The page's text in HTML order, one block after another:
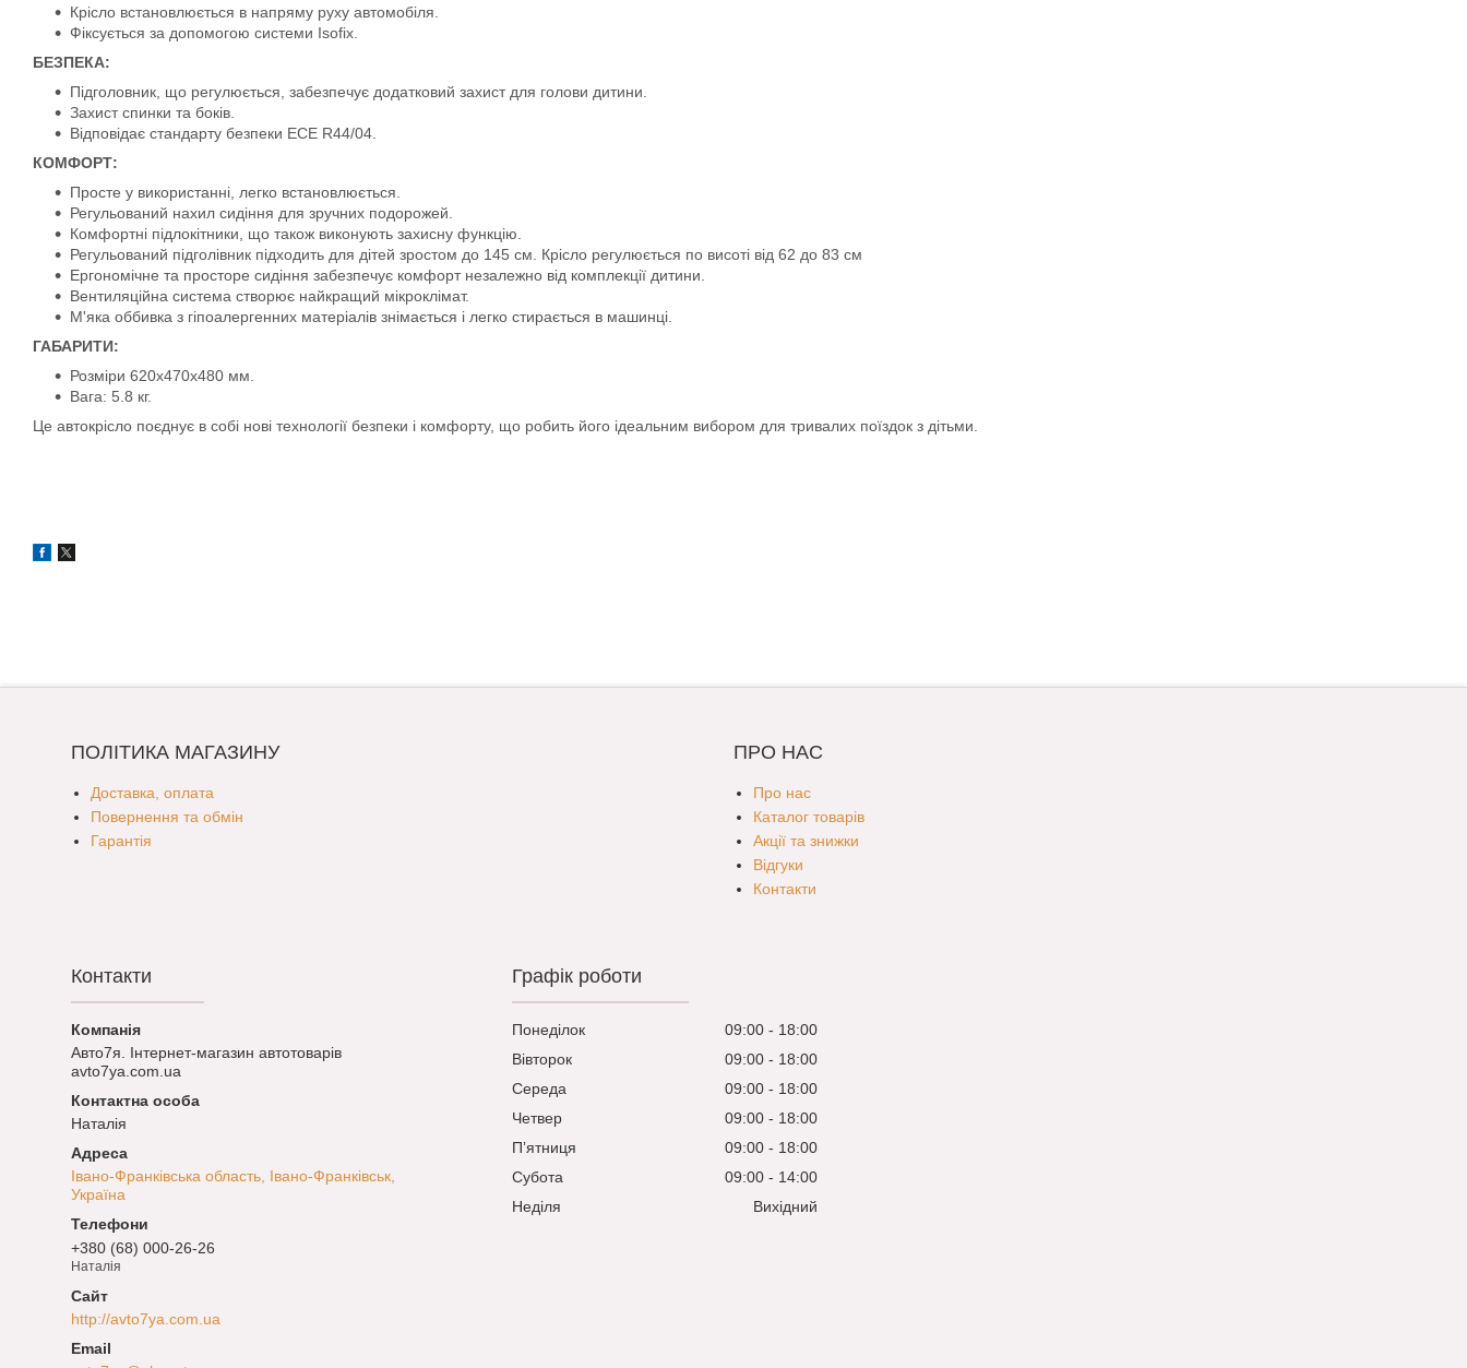
Крісло встановлюється в напряму руху автомобіля.
Фіксується за допомогою системи Isofix.
БЕЗПЕКА:
Підголовник, що регулюється, забезпечує додатковий захист для голови дитини.
Захист спинки та боків.
Відповідає стандарту безпеки ECE R44/04.
КОМФОРТ:
Просте у використанні, легко встановлюється.
Регульований нахил сидіння для зручних подорожей.
Комфортні підлокітники, що також виконують захисну функцію.
Регульований підголівник підходить для дітей зростом до 145 см. Крісло регулюється по висоті від 62 до 83 см
Ергономічне та просторе сидіння забезпечує комфорт незалежно від комплекції дитини.
Вентиляційна система створює найкращий мікроклімат.
М'яка оббивка з гіпоалергенних матеріалів знімається і легко стирається в машинці.
ГАБАРИТИ:
Розміри 620x470x480 мм.
Вага: 5.8 кг.
Це автокрісло поєднує в собі нові технології безпеки і комфорту, що робить його ідеальним вибором для тривалих поїздок з дітьми.
ПОЛІТИКА МАГАЗИНУ
Доставка, оплата
Повернення та обмін
Гарантія
ПРО НАС
Про нас
Каталог товарів
Акції та знижки
Відгуки
Контакти
Контакти
Авто7я. Інтернет-магазин автотоварів
avto7ya.com.ua
Наталія
Івано-Франківська область, Івано-Франківськ,
Україна
+380 (68) 000-26-26
Наталія
http://avto7ya.com.ua
Графік роботи
Понеділок 09:00
18:00
Вівторок
09:00
18:00
Середа
09:00
18:00
Четвер
09:00
18:00
Пʼятниця
09:00
18:00
Субота
09:00
14:00
Неділя
Вихідний